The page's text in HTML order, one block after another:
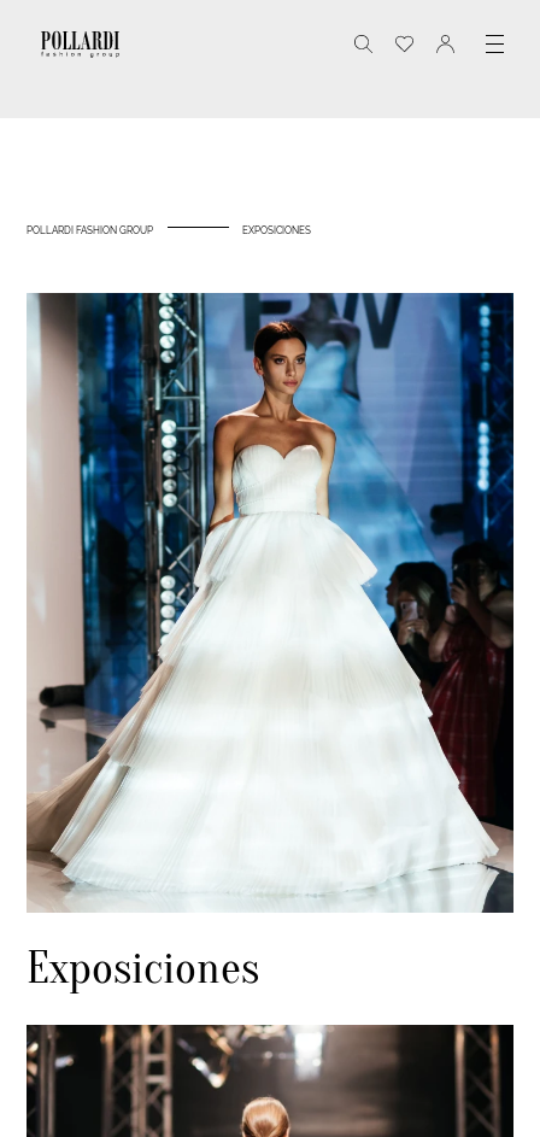
POLLARDI FASHION GROUP EXPOSICIONES
Exposiciones